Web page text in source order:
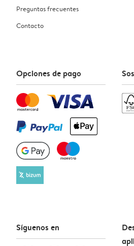
Preguntas frecuentes
Contacto
Opciones de pago
Síguenos en